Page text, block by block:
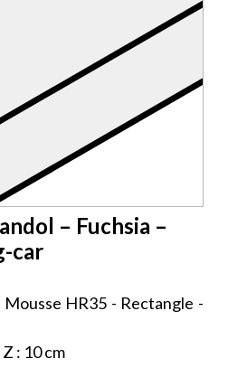
– Fuchsia –
car
HR35 - Rectangle -
: 10 cm